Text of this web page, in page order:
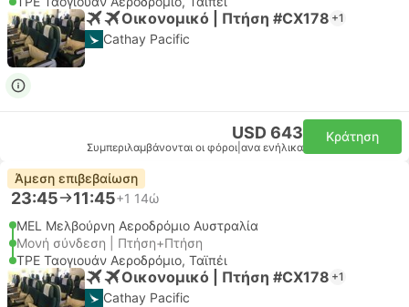
Οικονομικό | Πτήση #CX178 +1
Cathay Pacific
USD 643
Συμπεριλαμβάνονται οι φόροι ανα ενήλικα
Κράτηση
Άμεση επιβεβαίωση
23:45 11:45+1 14ώ
MEL Μελβούρνη Αεροδρόμιο Αυστραλία
Μονή σύνδεση | Πτήση+Πτήση
TPE Ταογιουάν Αεροδρόμιο, Ταϊπέι
Οικονομικό | Πτήση #CX178 +1
Cathay Pacific